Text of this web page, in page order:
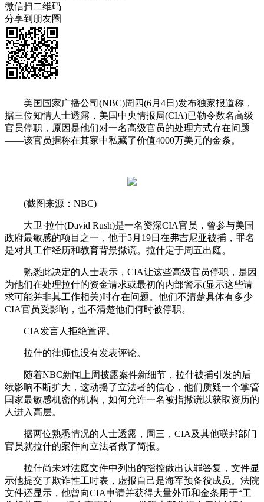
微信扫二维码
分享到朋友圈
美国国家广播公司(NBC)周四(6月4日)发布独家报道称，
据三位知情人士透露，美国中央情报局(CIA)已勒令数名高级
官员停职，原因是他们对一名高级官员的处理方式存在问题
——该官员据称在其家中私藏了价值4000万美元的金条。
(截图来源：NBC)
大卫·拉什(David Rush)是一名资深CIA官员，曾参与美国
政府最敏感的项目之一，他于5月19日在弗吉尼亚被捕，罪名
是对其工作经历和教育背景撒谎。拉什定于周五出庭。
熟悉此决定的人士表示，CIA让这些高级官员停职，是因
为他们在处理拉什的资金请求或最初的内部警示(显示这些请
求可能并非其工作相关)时存在问题。他们不清楚具体有多少
CIA官员受影响，也不清楚他们何时被停职。
CIA发言人拒绝置评。
拉什的律师也没有发表评论。
随着NBC新闻上周披露案件新细节，拉什被捕引发的后
续影响不断扩大，这动摇了立法者的信心，他们质疑一个掌管
国家最敏感机密的机构，如何允许一名被指撒谎以获取资历的
人进入高层。
据两位熟悉情况的人士透露，周三，CIA及其他联邦部门
官员就拉什的案件向立法者做了简报。
拉什尚未对法庭文件中列出的指控做出认罪答复，文件显
示他提交了欺诈性工时表，虚报自己是海军预备役成员。法院
文件还显示，他曾向CIA申请并获得大量外币和金条用于“工